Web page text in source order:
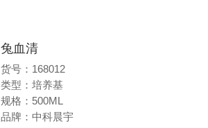
兔血清
货号：168012
类型：培养基
规格：500ML
品牌：中科晨宇